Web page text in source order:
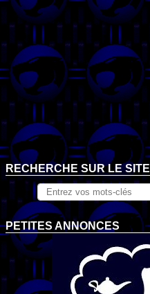
RECHERCHE SUR LE SITE
PETITES ANNONCES